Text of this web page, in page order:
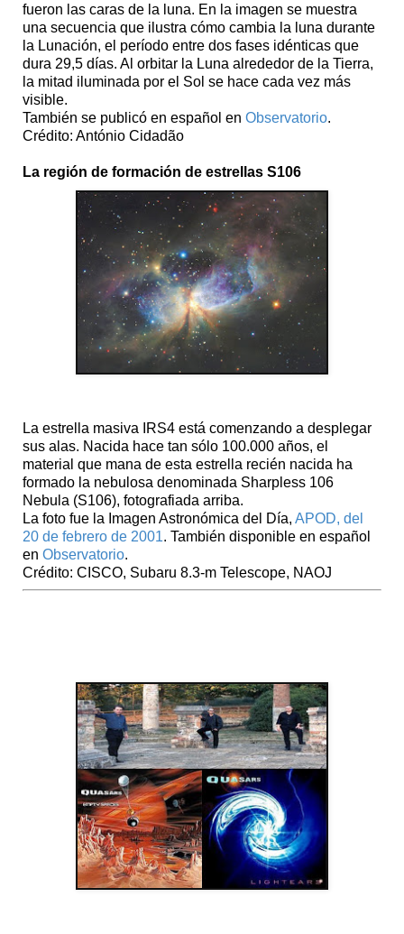
fueron las caras de la luna. En la imagen se muestra
una secuencia que ilustra cómo cambia la luna durante
la Lunación, el período entre dos fases idénticas que
dura 29,5 días. Al orbitar la Luna alrededor de la Tierra,
la mitad iluminada por el Sol se hace cada vez más
visible.
También se publicó en español en Observatorio.
Crédito: António Cidadão
La región de formación de estrellas S106
La estrella masiva IRS4 está comenzando a desplegar
sus alas. Nacida hace tan sólo 100.000 años, el
material que mana de esta estrella recién nacida ha
formado la nebulosa denominada Sharpless 106
Nebula (S106), fotografiada arriba.
La foto fue la Imagen Astronómica del Día, APOD, del
20 de febrero de 2001. También disponible en español
en Observatorio.
Crédito: CISCO, Subaru 8.3-m Telescope, NAOJ